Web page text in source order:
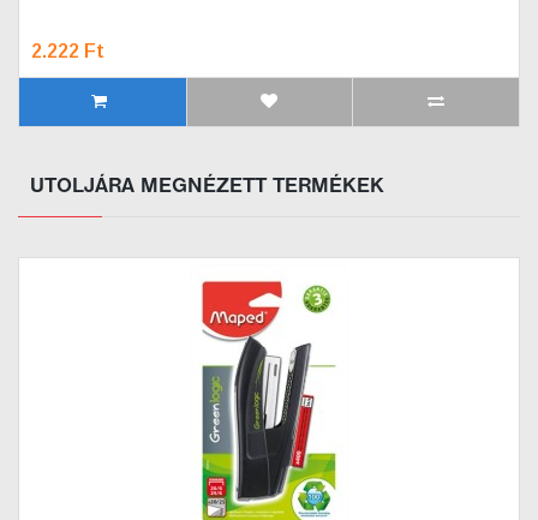
2.222 Ft
UTOLJÁRA MEGNÉZETT TERMÉKEK